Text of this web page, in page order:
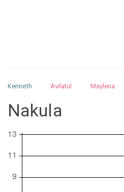
Kenneth Avilatul Maylena
Nurhilman
Pathin
Nakula